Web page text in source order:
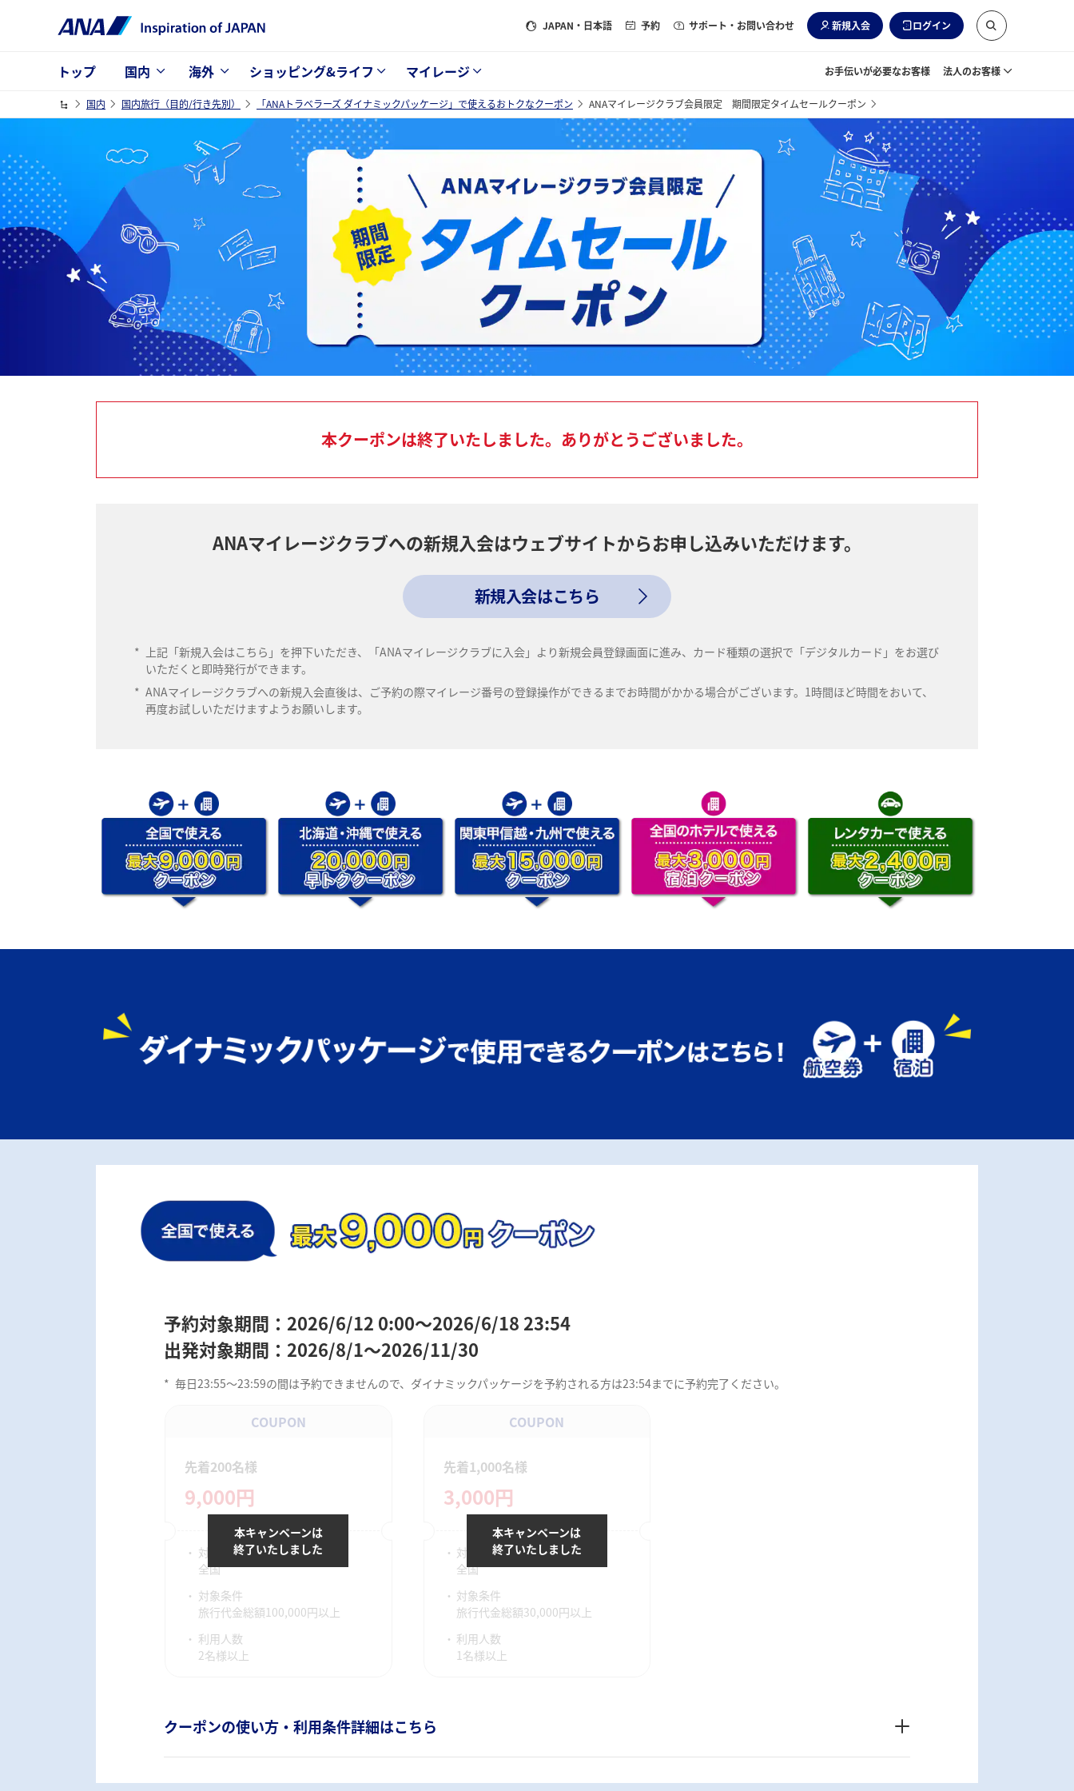
JAPAN ・日本語 予約 サポート・お問い合わせ 新規入会 ログイン
トップ 国内 海外 ショッピング&ライフ マイレージ お手伝いが必要なお客様 法人のお客様
国内 国内旅行（目的/行き先別） 「ANAトラベラーズ ダイナミックパッケージ」で使えるおトクなクーポン ANAマイレージクラブ会員限定 期間限定タイムセールクーポン
本クーポンは終了いたしました。ありがとうございました。
ANAマイレージクラブへの新規入会はウェブサイトからお申し込みいただけます。
新規入会はこちら
*
上記「新規入会はこちら」を押下いただき、「ANAマイレージクラブに入会」より新規会員登録画面に進み、カード種類の選択で「デジタルカード」をお選び
いただくと即時発行ができます。
* ANAマイレージクラブへの新規入会直後は、ご予約の際マイレージ番号の登録操作ができるまでお時間がかかる場合がございます。1時間ほど時間をおいて、
再度お試しいただけますようお願いします。
予約対象期間：2026/6/12 0:00～2026/6/18 23:54
出発対象期間：2026/8/1～2026/11/30
* 毎日23:55～23:59の間は予約できませんので、ダイナミックパッケージを予約される方は23:54までに予約完了ください。
COUPON
先着200名様
9,000円
対象宿泊地
全国
対象条件
旅行代金総額100,000円以上
利用人数
2名様以上
本キャンペーンは
終了いたしました
COUPON
先着1,000名様
3,000円
対象宿泊地
全国
対象条件
旅行代金総額30,000円以上
利用人数
1名様以上
本キャンペーンは
終了いたしました
クーポンの使い方・利用条件詳細はこちら
早